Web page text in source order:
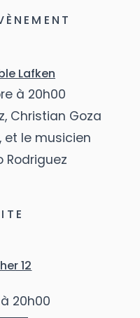
Lafken
à 20h00
Christian Goza
et le musicien
Rodriguez
12
20h00